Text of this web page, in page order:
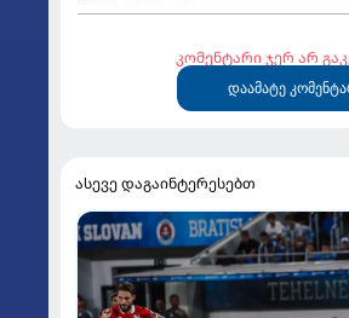
კომენტარი ჯერ არ
დაამატე
ასევე დაგაინტერესებთ